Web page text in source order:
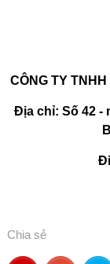
CÔNG TY
Địa chỉ: Số 42 -
Chia sẻ